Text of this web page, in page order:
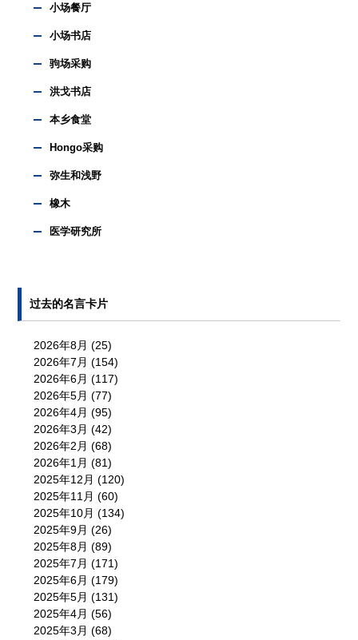
小场餐厅
小场书店
驹场采购
洪戈书店
本乡食堂
Hongo采购
弥生和浅野
橡木
医学研究所
过去的名言卡片
2026年8月 (25)
2026年7月 (154)
2026年6月 (117)
2026年5月 (77)
2026年4月 (95)
2026年3月 (42)
2026年2月 (68)
2026年1月 (81)
2025年12月 (120)
2025年11月 (60)
2025年10月 (134)
2025年9月 (26)
2025年8月 (89)
2025年7月 (171)
2025年6月 (179)
2025年5月 (131)
2025年4月 (56)
2025年3月 (68)